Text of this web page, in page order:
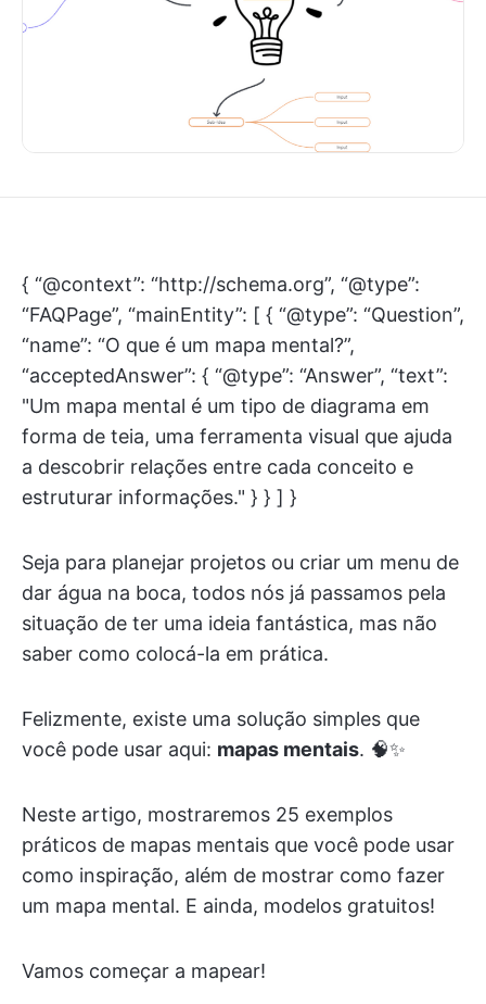
{ “@context”: “http://schema.org”, “@type”:
“FAQPage”, “mainEntity”: [ { “@type”: “Question”,
“name”: “O que é um mapa mental?”,
“acceptedAnswer”: { “@type”: “Answer”, “text”:
"Um mapa mental é um tipo de diagrama em
forma de teia, uma ferramenta visual que ajuda
a descobrir relações entre cada conceito e
estruturar informações." } } ] }
Seja para planejar projetos ou criar um menu de
dar água na boca, todos nós já passamos pela
situação de ter uma ideia fantástica, mas não
saber como colocá-la em prática.
Felizmente, existe uma solução simples que
você pode usar aqui: mapas mentais. 🧠✨
Neste artigo, mostraremos 25 exemplos
práticos de mapas mentais que você pode usar
como inspiração, além de mostrar como fazer
um mapa mental. E ainda, modelos gratuitos!
Vamos começar a mapear!